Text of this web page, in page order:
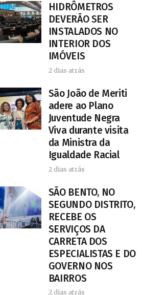
HIDRÔMETROS
DEVERÃO SER
INSTALADOS NO
INTERIOR DOS
IMÓVEIS
2 dias atrás
São João de Meriti
adere ao Plano
Juventude Negra
Viva durante visita
da Ministra da
Igualdade Racial
2 dias atrás
SÃO BENTO, NO
SEGUNDO DISTRITO,
RECEBE OS
SERVIÇOS DA
CARRETA DOS
ESPECIALISTAS E DO
GOVERNO NOS
BAIRROS
2 dias atrás